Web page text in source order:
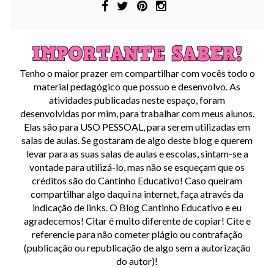
Tenho o maior prazer em compartilhar com vocês todo o
material pedagógico que possuo e desenvolvo. As
atividades publicadas neste espaço, foram
desenvolvidas por mim, para trabalhar com meus alunos.
Elas são para USO PESSOAL, para serem utilizadas em
salas de aulas. Se gostaram de algo deste blog e querem
levar para as suas salas de aulas e escolas, sintam-se a
vontade para utilizá-lo, mas não se esqueçam que os
créditos são do Cantinho Educativo! Caso queiram
compartilhar algo daqui na internet, faça através da
indicação de links. O Blog Cantinho Educativo e eu
agradecemos! Citar é muito diferente de copiar! Cite e
referencie para não cometer plágio ou contrafação
(publicação ou republicação de algo sem a autorização
do autor)!